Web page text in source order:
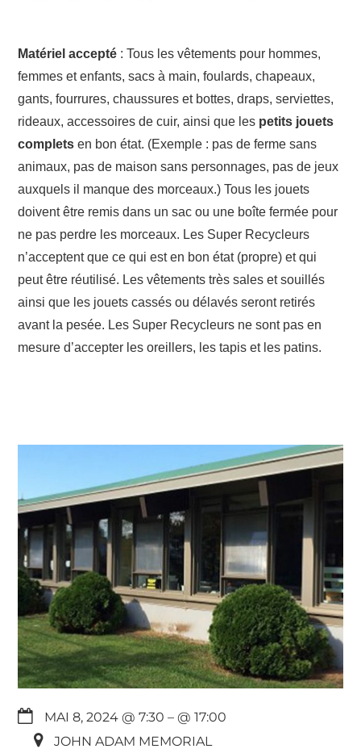
Matériel accepté : Tous les vêtements pour hommes,
femmes et enfants, sacs à main, foulards, chapeaux,
gants, fourrures, chaussures et bottes, draps, serviettes,
rideaux, accessoires de cuir, ainsi que les petits jouets
complets en bon état. (Exemple : pas de ferme sans
animaux, pas de maison sans personnages, pas de jeux
auxquels il manque des morceaux.) Tous les jouets
doivent être remis dans un sac ou une boîte fermée pour
ne pas perdre les morceaux. Les Super Recycleurs
n’acceptent que ce qui est en bon état (propre) et qui
peut être réutilisé. Les vêtements très sales et souillés
ainsi que les jouets cassés ou délavés seront retirés
avant la pesée. Les Super Recycleurs ne sont pas en
mesure d’accepter les oreillers, les tapis et les patins.
MAI 8, 2024 @ 7:30– @ 17:00
JOHN ADAM MEMORIAL